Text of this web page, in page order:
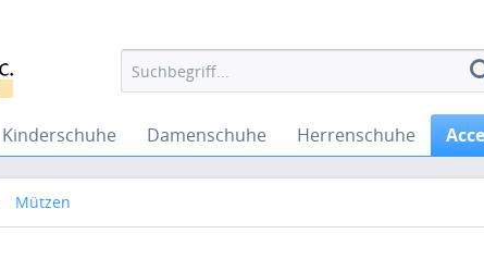
Kinderschuhe Damenschuhe Herrenschuhe
Mützen